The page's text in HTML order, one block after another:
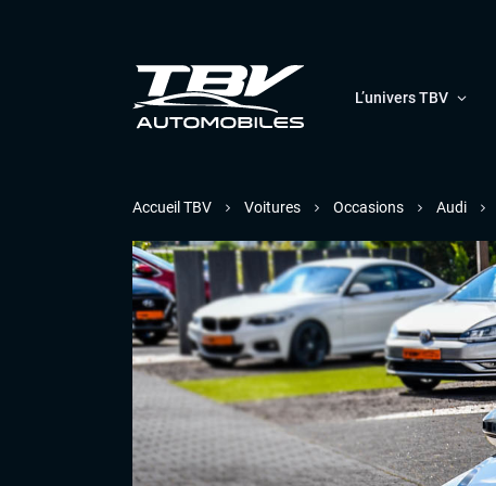
L’univers TBV
Accueil TBV Voitures Occasions Audi